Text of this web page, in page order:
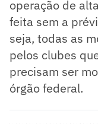
operação de
feita sem a
seja, todas as
pelos clubes
precisam ser
órgão federal.